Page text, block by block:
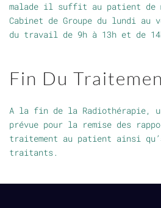
malade il suffit au patient de
Cabinet de Groupe du lundi au
du travail de 9h à 13h et de
Fin Du
A la fin de la Radiothérapie,
prévue pour la remise des
traitement au patient ainsi
traitants.